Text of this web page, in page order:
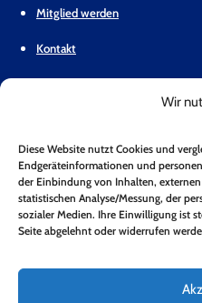
Wir
Diese Website nutzt Cookies und
Endgeräteinformationen und
der Einbindung von Inhalten,
statistischen Analyse/Messung, der
sozialer Medien. Ihre Einwilligung ist
Seite abgelehnt oder widerrufen
Mitglied werden
Kontakt
Folge uns auf LinkedIn
Folge uns auf Youtube
Folge uns auf Bluesky
ImpressumDatenschutzBarrierefreiheit